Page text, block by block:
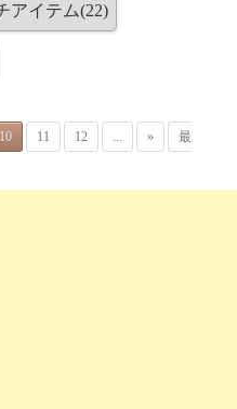
アイテム(22)
10 11 12 ... »
最